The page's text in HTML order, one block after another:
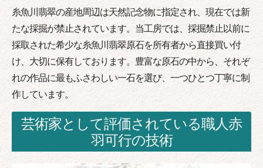
糸魚川翡翠の産地周辺は天然記念物に指定され、現在では新
たな採掘が禁止されています。当工房では、採掘禁止以前に
採取された希少な糸魚川翡翠原石を所有者から直接買い付
け、大切に保有しております。豊富な原石の中から、それぞ
れの作品に最もふさわしい一石を選び、一つひとつ丁寧に制
作しています。
芸術家として評価されている職人赤
羽可行の技術